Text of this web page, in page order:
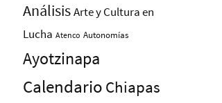
AnálisisArte y Cultura en
Lucha Atenco Autonomías
Ayotzinapa
Calendario Chiapas